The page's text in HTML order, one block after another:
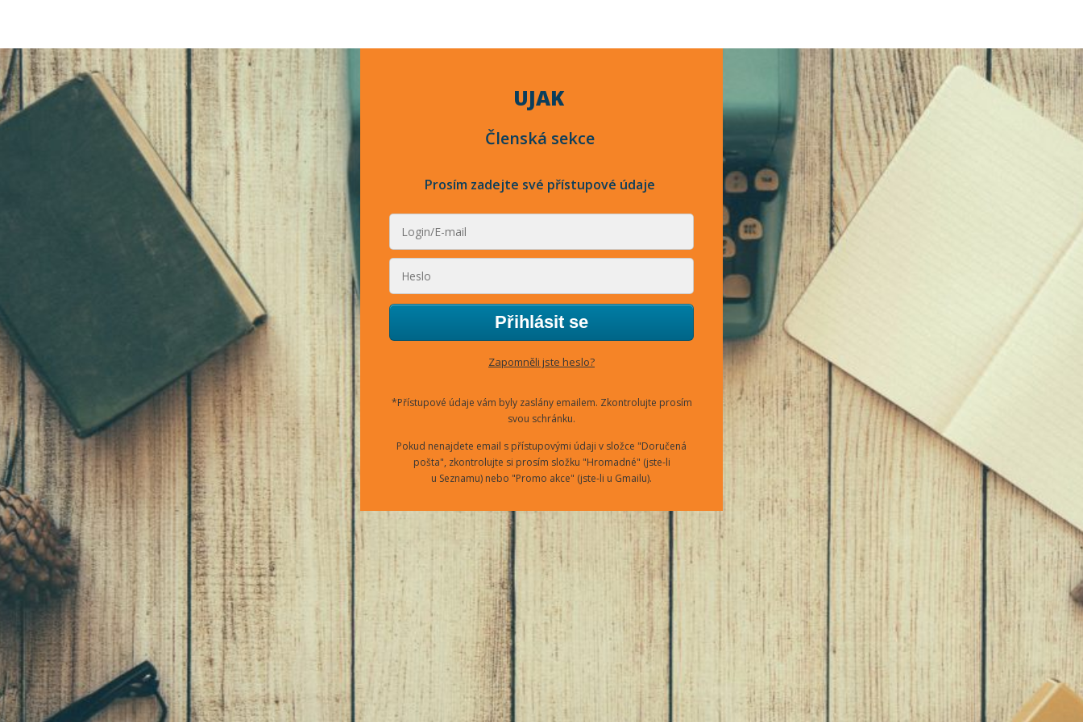
UJAK
Členská sekce
Prosím zadejte své přístupové údaje
Přihlásit se
Zapomněli jste heslo?
*Přístupové údaje vám byly zaslány emailem. Zkontrolujte prosím
svou schránku.
Pokud nenajdete email s přístupovými údaji v složce "Doručená
pošta", zkontrolujte si prosím složku "Hromadné" (jste-li
u Seznamu) nebo "Promo akce" (jste-li u Gmailu).